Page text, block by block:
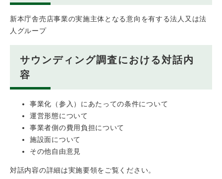
新本庁舎売店事業の実施主体となる意向を有する法人又は法
人グループ
サウンディング調査における対話内
容
事業化（参入）にあたっての条件について
運営形態について
事業者側の費用負担について
施設面について
その他自由意見
対話内容の詳細は実施要領をご覧ください。